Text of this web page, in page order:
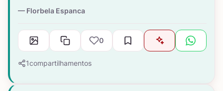
Florbela Espanca
0
1compartilhamentos